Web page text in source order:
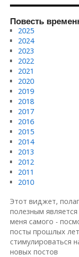
Повесть
2025
2024
2023
2022
2021
2020
2019
2018
2017
2016
2015
2014
2013
2012
2011
2010
Этот виджет,
полезным
меня самого -
посты прошлых
стимулироваться
новых постов